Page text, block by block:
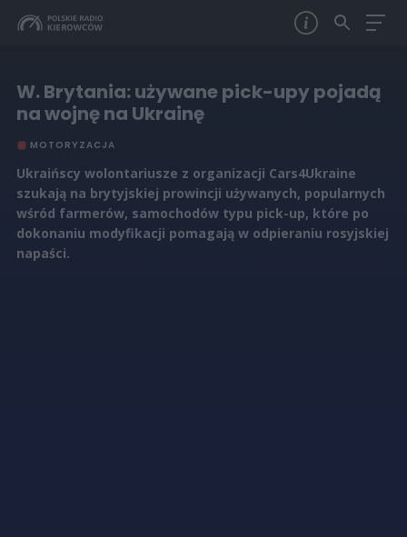
W. Brytania: używane pick-upy pojadą
na wojnę na Ukrainę
MOTORYZACJA
Ukraińscy wolontariusze z organizacji Cars4Ukraine
szukają na brytyjskiej prowincji używanych, popularnych
wśród farmerów, samochodów typu pick-up, które po
dokonaniu modyfikacji pomagają w odpieraniu rosyjskiej
napaści.